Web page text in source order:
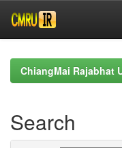
navigationChiangMai Rajabhat
Search